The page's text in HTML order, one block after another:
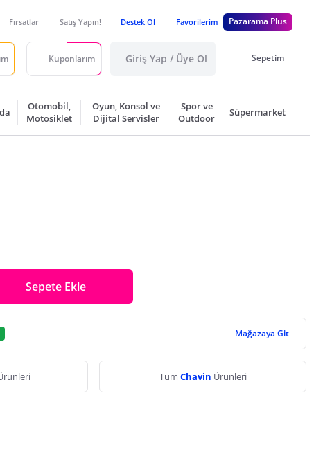
Fırsatlar Satış Yapın! Destek Ol Favorilerim Pazarama Plus
Kuponlarım Giriş Yap / Üye Ol Sepetim
Otomobil,
Motosiklet
Oyun, Konsol ve
Dijital Servisler
Spor ve
Outdoor
Süpermarket
Sepete Ekle
Mağazaya Git
Tüm Chavin Ürünleri